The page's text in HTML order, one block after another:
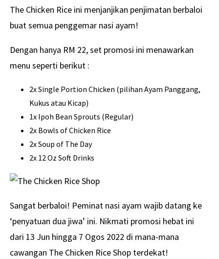
The Chicken Rice ini menjanjikan penjimatan berbaloi
buat semua penggemar nasi ayam!
Dengan hanya RM 22, set promosi ini menawarkan
menu seperti berikut :
2x Single Portion Chicken (pilihan Ayam Panggang,
Kukus atau Kicap)
1x Ipoh Bean Sprouts (Regular)
2x Bowls of Chicken Rice
2x Soup of The Day
2x 12 Oz Soft Drinks
Sangat berbaloi! Peminat nasi ayam wajib datang ke
‘penyatuan dua jiwa’ ini. Nikmati promosi hebat ini
dari 13 Jun hingga 7 Ogos 2022 di mana-mana
cawangan The Chicken Rice Shop terdekat!